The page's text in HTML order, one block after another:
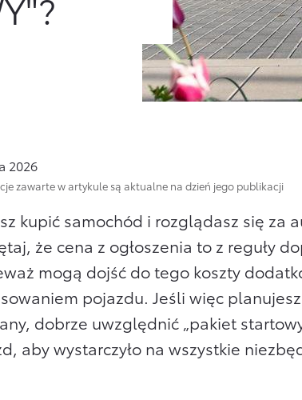
2026
zawarte w artykule są aktualne na dzień jego publikacji
kupić samochód i rozglądasz się za
że cena z ogłoszenia to z reguły
mogą dojść do tego koszty
pojazdu. Jeśli więc
dobrze uwzględnić „pakiet
aby wystarczyło na wszystkie